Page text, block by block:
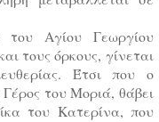
Αγίου Γεωργίου
τους όρκους, γίνεται
Έτσι που ο
του Μοριά, θάβει
του Κατερίνα, που